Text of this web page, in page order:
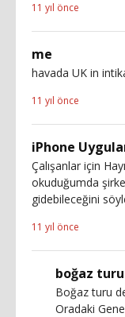
11 yıl önce
me
havada UK in
11 yıl önce
iPhone
Çalışanlar için
okuduğumda
gidebileceğini
11 yıl önce
boğaz
Boğaz turu
Oradaki